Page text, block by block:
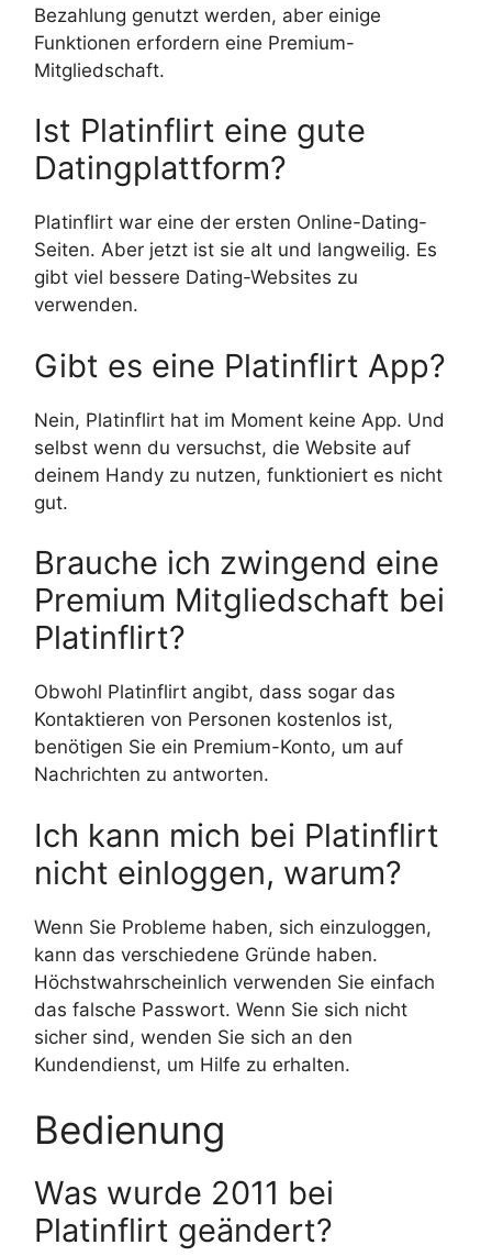
Bezahlung genutzt werden, aber einige
Funktionen erfordern eine Premium-
Mitgliedschaft.
Ist Platinflirt eine gute
Datingplattform?
Platinflirt war eine der ersten Online-Dating-
Seiten. Aber jetzt ist sie alt und langweilig. Es
gibt viel bessere Dating-Websites zu
verwenden.
Gibt es eine Platinflirt App?
Nein, Platinflirt hat im Moment keine App. Und
selbst wenn du versuchst, die Website auf
deinem Handy zu nutzen, funktioniert es nicht
gut.
Brauche ich zwingend eine
Premium Mitgliedschaft bei
Platinflirt?
Obwohl Platinflirt angibt, dass sogar das
Kontaktieren von Personen kostenlos ist,
benötigen Sie ein Premium-Konto, um auf
Nachrichten zu antworten.
Ich kann mich bei Platinflirt
nicht einloggen, warum?
Wenn Sie Probleme haben, sich einzuloggen,
kann das verschiedene Gründe haben.
Höchstwahrscheinlich verwenden Sie einfach
das falsche Passwort. Wenn Sie sich nicht
sicher sind, wenden Sie sich an den
Kundendienst, um Hilfe zu erhalten.
Bedienung
Was wurde 2011 bei
Platinflirt geändert?